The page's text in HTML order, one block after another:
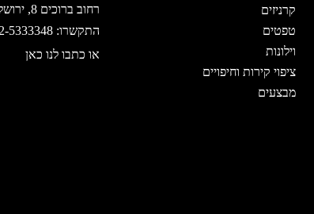
קרניזים
טפטים
וילונות
ציפוי קירות וחיפויים
מבצעים
רחוב ברוכים 8, ירושלים
התקשרו: 02-5333348
או כתבו לנו כאן